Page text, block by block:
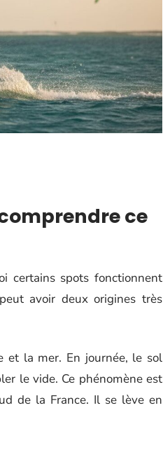
ce
certains spots fonctionnent
avoir deux origines très
et la mer. En journée, le sol
le vide. Ce phénomène est
de la France. Il se lève en